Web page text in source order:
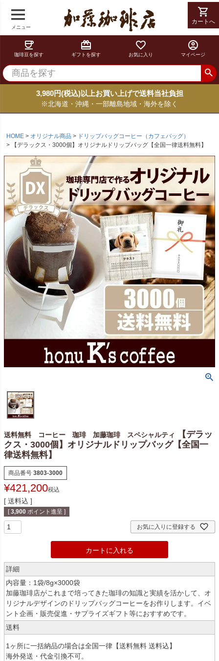
メニュー
shopping_cart
カートへ
coffee
珈琲豆を探す
card_giftcard
ギフトを探す
favorite_border
お気に入り
account_circle
マイページ
3,980円(税込)以上お買い上げで送料当社負担
※北海道・沖縄・一部離島地域・海外を除く
HOME オリジナル商品
ドリップバッグコーヒー（カフェバッグ）
【デラックス・3000個】オリジナルドリップバッグ【全国一律送料無料】
送料無料 コーヒー 珈琲 加藤珈琲 スペシャルティ
【デラッ
クス・3000個】オリジナルドリップバッグ【全国一
律送料無料】
商品番号 3803-3000
¥421,200税込
送料込
[ 3,900 ポイント進呈 ]
お気に入りに登録する
カートに入れる
詳細
内容量：1袋/8g×3000袋
加藤珈琲店がこれまで培ってきた珈琲の知識と実績を活かして、オ
リジナルデザインのドリップバッグコーヒーをお作りします。イベ
ント企画・販売促進・サプライズギフト等におすすめです。
送料
1ヶ所に一括納品の場合は全国一律【送料無料 送料込】
海外発送・代金引換不可。